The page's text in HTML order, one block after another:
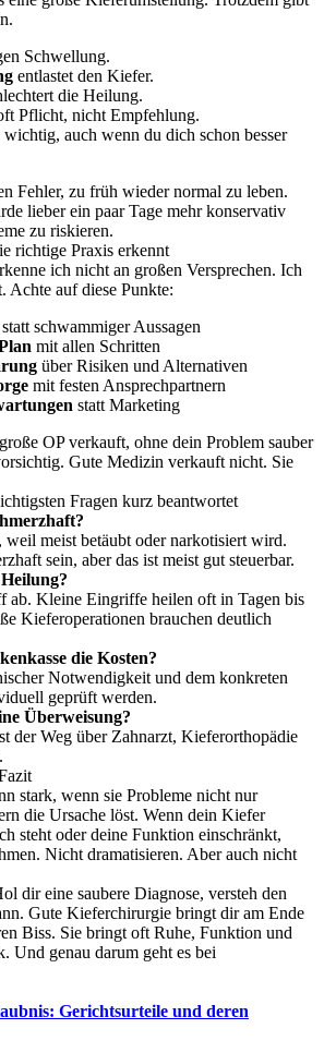
Schwellung.
entlastet den Kiefer.
die Heilung.
Pflicht, nicht Empfehlung.
wichtig, auch wenn du dich schon besser
Fehler, zu früh wieder normal zu leben.
lieber ein paar Tage mehr konservativ
zu riskieren.
richtige Praxis erkennt
ich nicht an großen Versprechen. Ich
Achte auf diese Punkte:
statt schwammiger Aussagen
mit allen Schritten
über Risiken und Alternativen
mit festen Ansprechpartnern
statt Marketing
OP verkauft, ohne dein Problem sauber
Gute Medizin verkauft nicht. Sie
Fragen kurz beantwortet
weil meist betäubt oder narkotisiert wird.
sein, aber das ist meist gut steuerbar.
ab. Kleine Eingriffe heilen oft in Tagen bis
Kieferoperationen brauchen deutlich
die Kosten?
Notwendigkeit und dem konkreten
geprüft werden.
Überweisung?
der Weg über Zahnarzt, Kieferorthopädie
stark, wenn sie Probleme nicht nur
die Ursache löst. Wenn dein Kiefer
steht oder deine Funktion einschränkt,
Nicht dramatisieren. Aber auch nicht
dir eine saubere Diagnose, versteh den
Gute Kieferchirurgie bringt dir am Ende
Biss. Sie bringt oft Ruhe, Funktion und
Und genau darum geht es bei
Gerichtsurteile und deren